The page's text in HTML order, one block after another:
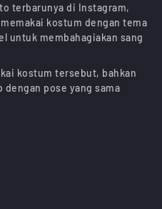
terbarunya di Instagram,
kostum dengan tema
untuk membahagiakan sang
kostum tersebut, bahkan
pose yang sama